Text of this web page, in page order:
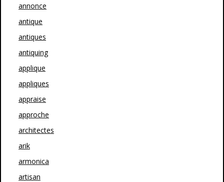
annonce
antique
antiques
antiquing
applique
appliques
appraise
approche
architectes
arik
armonica
artisan